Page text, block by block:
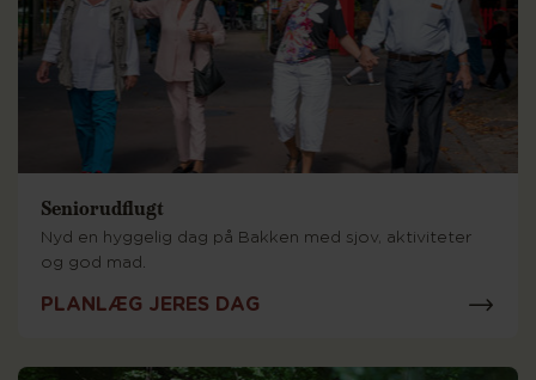
Seniorudflugt
Nyd en hyggelig dag på Bakken med sjov, aktiviteter
og god mad.
PLANLÆG JERES DAG